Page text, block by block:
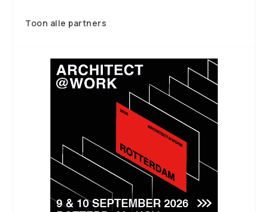
Toon alle partners